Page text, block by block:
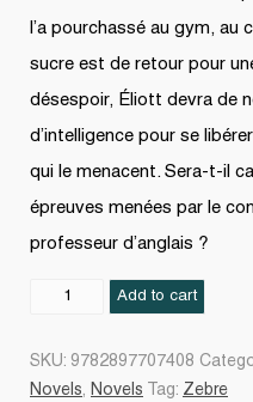
l’a pourchassé au gym, au
sucre est de retour pour
désespoir, Éliott devra de
d’intelligence pour se
qui le menacent. Sera-t-il
épreuves menées par le
professeur d’anglais ?
Prisonniers
Add to cart
SKU: 9782897707408
Novels, Novels Tag: Zebre